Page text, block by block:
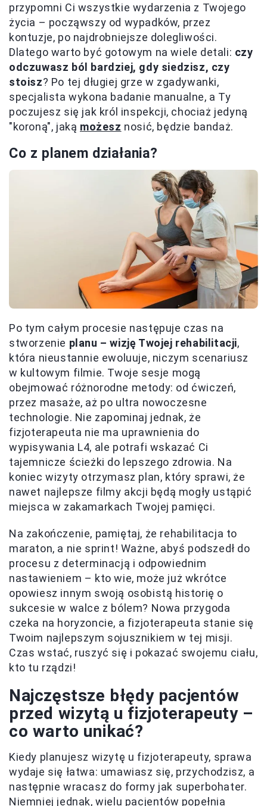
przypomni Ci wszystkie wydarzenia z Twojego
życia – począwszy od wypadków, przez
kontuzje, po najdrobniejsze dolegliwości.
Dlatego warto być gotowym na wiele detali: czy
odczuwasz ból bardziej, gdy siedzisz, czy
stoisz? Po tej długiej grze w zgadywanki,
specjalista wykona badanie manualne, a Ty
poczujesz się jak król inspekcji, chociaż jedyną
"koroną", jaką możesz nosić, będzie bandaż.
Co z planem działania?
Po tym całym procesie następuje czas na
stworzenie planu – wizję Twojej rehabilitacji,
która nieustannie ewoluuje, niczym scenariusz
w kultowym filmie. Twoje sesje mogą
obejmować różnorodne metody: od ćwiczeń,
przez masaże, aż po ultra nowoczesne
technologie. Nie zapominaj jednak, że
fizjoterapeuta nie ma uprawnienia do
wypisywania L4, ale potrafi wskazać Ci
tajemnicze ścieżki do lepszego zdrowia. Na
koniec wizyty otrzymasz plan, który sprawi, że
nawet najlepsze filmy akcji będą mogły ustąpić
miejsca w zakamarkach Twojej pamięci.
Na zakończenie, pamiętaj, że rehabilitacja to
maraton, a nie sprint! Ważne, abyś podszedł do
procesu z determinacją i odpowiednim
nastawieniem – kto wie, może już wkrótce
opowiesz innym swoją osobistą historię o
sukcesie w walce z bólem? Nowa przygoda
czeka na horyzoncie, a fizjoterapeuta stanie się
Twoim najlepszym sojusznikiem w tej misji.
Czas wstać, ruszyć się i pokazać swojemu ciału,
kto tu rządzi!
Najczęstsze błędy pacjentów
przed wizytą u fizjoterapeuty –
co warto unikać?
Kiedy planujesz wizytę u fizjoterapeuty, sprawa
wydaje się łatwa: umawiasz się, przychodzisz, a
następnie wracasz do formy jak superbohater.
Niemniej jednak, wielu pacjentów popełnia